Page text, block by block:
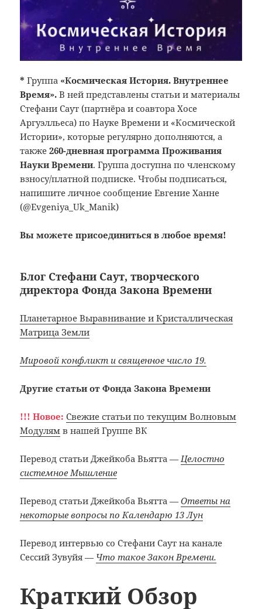
*Группа «Космическая История. Внутреннее
Время».В ней представлены статьи и материалы
Стефани Саут (партнёра и соавтора Хосе
Аргуэлльеса) по Науке Времени и «Космической
Истории», которые регулярно дополняются, а
также260-дневная программа Проживания
Науки Времени. Группа доступна по членскому
взносу/платной подписке. Чтобы подписаться,
напишите личное сообщение Евгение Ханне
(@Evgeniya_Uk_Manik)
Вы можете присоединиться в любое время!
Блог Стефани Саут, творческого
директора Фонда Закона Времени
Планетарное Выравнивание и Кристаллическая
Матрица Земли
Мировой конфликт и священное число 19.
Другие статьи от Фонда Закона Времени
!!! Новое: Свежие статьи по текущим Волновым
Модулям в нашей Группе ВК
Перевод статьи Джейкоба Вьятта — Целостно
системное Мышление
Перевод статьи Джейкоба Вьятта— Ответы на
некоторые вопросы по Календарю 13 Лун
Перевод интервью со Стефани Саут на канале
Сессий Зувуйя — Что такое Закон Времени.
Краткий Обзор